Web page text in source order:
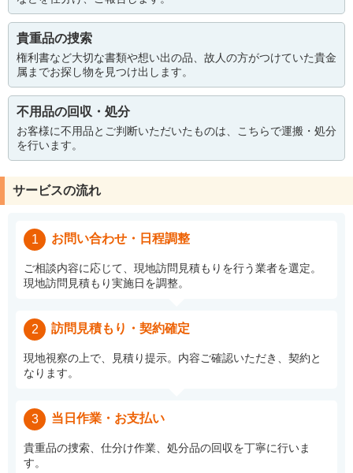
貴重品の捜索
権利書など大切な書類や想い出の品、故人の方がつけていた貴金
属までお探し物を見つけ出します。
不用品の回収・処分
お客様に不用品とご判断いただいたものは、こちらで運搬・処分
を行います。
サービスの流れ
1 お問い合わせ・日程調整
ご相談内容に応じて、現地訪問見積もりを行う業者を選定。
現地訪問見積もり実施日を調整。
2 訪問見積もり・契約確定
現地視察の上で、見積り提示。内容ご確認いただき、契約と
なります。
3 当日作業・お支払い
貴重品の捜索、仕分け作業、処分品の回収を丁寧に行いま
す。